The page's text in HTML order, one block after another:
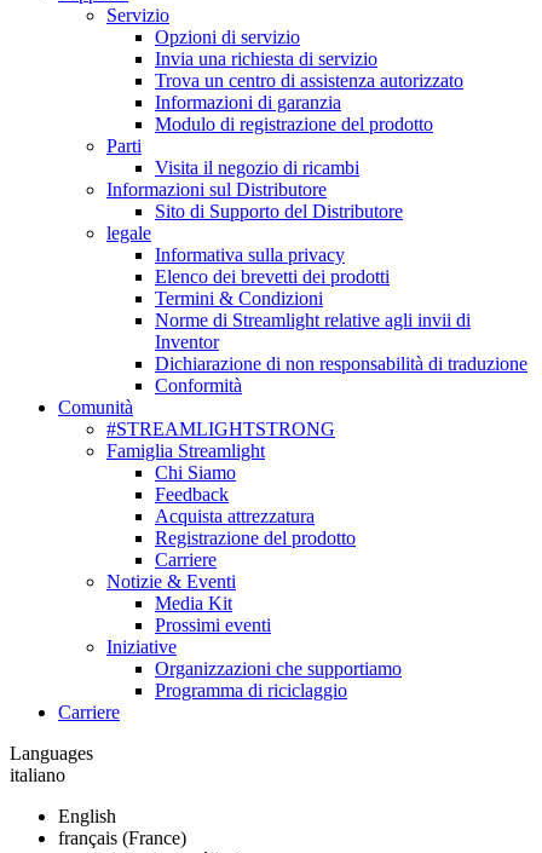
Servizio
Opzioni di servizio
Invia una richiesta di servizio
Trova un centro di assistenza autorizzato
Informazioni di garanzia
Modulo di registrazione del prodotto
Parti
Visita il negozio di ricambi
Informazioni sul Distributore
Sito di Supporto del Distributore
legale
Informativa sulla privacy
Elenco dei brevetti dei prodotti
Termini & Condizioni
Norme di Streamlight relative agli invii di
Inventor
Dichiarazione di non responsabilità di traduzione
Conformità
Comunità
#STREAMLIGHTSTRONG
Famiglia Streamlight
Chi Siamo
Feedback
Acquista attrezzatura
Registrazione del prodotto
Carriere
Notizie & Eventi
Media Kit
Prossimi eventi
Iniziative
Organizzazioni che supportiamo
Programma di riciclaggio
Carriere
Languages
italiano
English
français (France)